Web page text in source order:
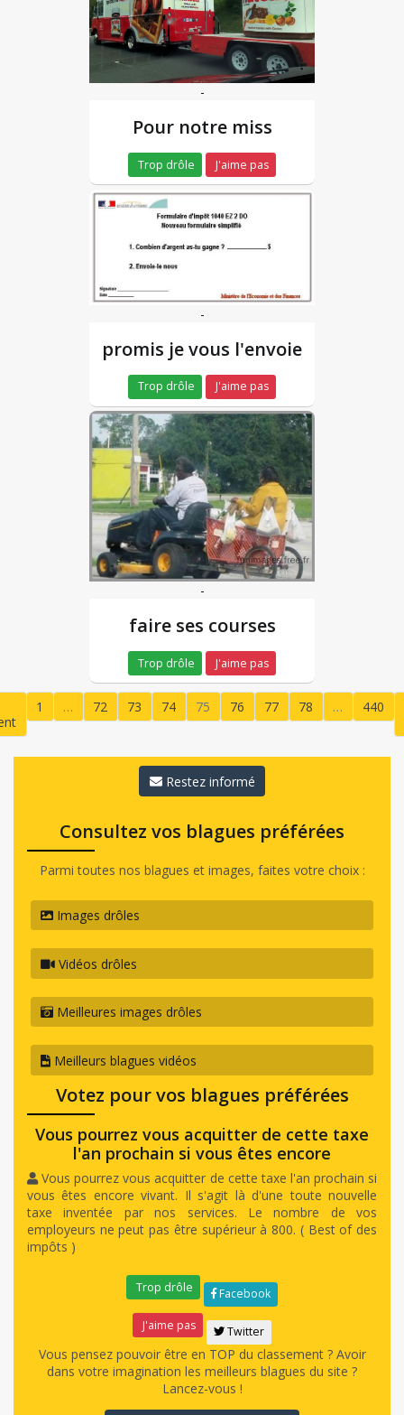
-
Pour notre miss
Trop drôle J'aime pas
-
promis je vous l'envoie
Trop drôle J'aime pas
-
faire ses courses
Trop drôle J'aime pas
1 … 72 73 74
75
76 77 78 … 440
Restez informé
Consultez vos blagues préférées
Parmi toutes nos blagues et images, faites votre choix :
Images drôles
Vidéos drôles
Meilleures images drôles
Meilleurs blagues vidéos
Votez pour vos blagues préférées
Vous pourrez vous acquitter de cette taxe
l'an prochain si vous êtes encore
Vous pourrez vous acquitter de cette taxe l'an prochain si
vous êtes encore vivant. Il s'agit là d'une toute nouvelle
taxe inventée par nos services. Le nombre de vos
employeurs ne peut pas être supérieur à 800. ( Best of des
impôts )
Trop drôle Facebook
J'aime pas Twitter
Vous pensez pouvoir être en TOP du classement ? Avoir
dans votre imagination les meilleurs blagues du site ?
Lancez-vous !